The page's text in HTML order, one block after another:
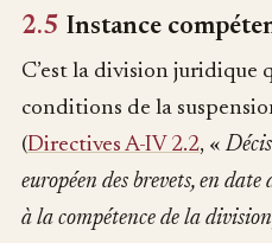
2.5 Instance
C’est la division juridique
conditions de la
(Directives A-IV 2.2, «
européen des brevets, en
à la compétence de la